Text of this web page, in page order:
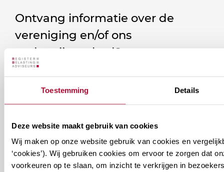
Toestemming Details
Deze website maakt gebruik van cookies
Wij maken op onze website gebruik van cookies en
‘cookies’). Wij gebruiken cookies om ervoor te zorgen dat
voorkeuren op te slaan, om inzicht te verkrijgen in
Ontvang informatie over de
vereniging en/of ons
onderwijsaanbod?
Ontvang informatie m.b.t. de vereniging en/of
ons onderwijsaanbod? Schrijf je in! Ben je al lid
van het RB? Geef dan in je profiel op Mijn RB
aan welke nieuwsbrieven je wil ontvangen.
Welke
nieuwsbrieven
Permanente Educatie nieuwsbrief